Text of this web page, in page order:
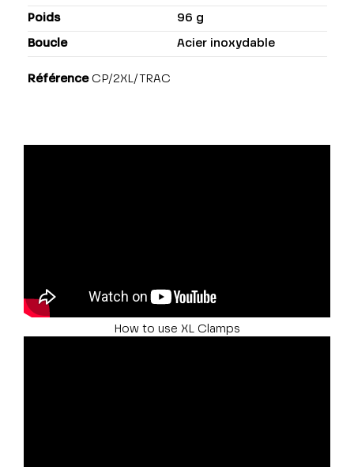
Poids 96 g
Boucle Acier inoxydable
Référence CP/2XL/TRAC
How to use XL Clamps